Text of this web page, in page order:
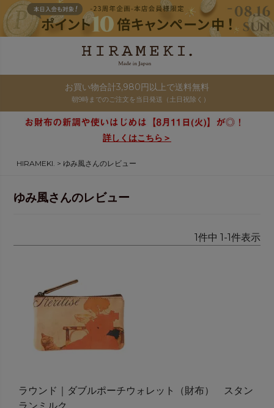
お買い物合計3,980円以上で送料無料
朝9時までのご注文を当日発送（土日祝除く）
詳しくはこちら＞
HIRAMEKI. ゆみ風さんのレビュー
ゆみ風さんのレビュー
1件中 1 -1件表示
ラウンド｜ダブルポーチウォレット（財布） スタン